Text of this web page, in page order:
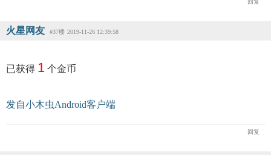
回复
火星网友 #37楼 2019-11-26 12:39:58
已获得 1 个金币
发自小木虫Android客户端
回复